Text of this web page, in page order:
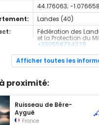
44.176063; -1.076658
Landes (40)
Fédération des
et la Protection du
+330558734379
de
Truite Fario
piscicole à cet emplacement.
Afficher toutes les
proximité:
Ruisseau de Bêre-
Ayguë
France